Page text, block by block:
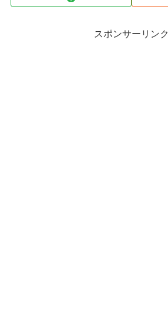
スポンサーリンク